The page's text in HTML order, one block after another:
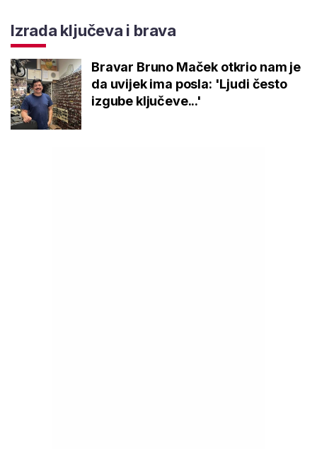
Izrada ključeva i brava
Bravar Bruno Maček otkrio nam je
da uvijek ima posla: 'Ljudi često
izgube ključeve...'